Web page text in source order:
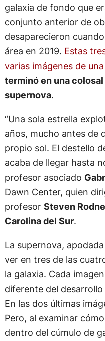
galaxia de fondo que
conjunto anterior de
desaparecieron
área en 2019. Estas
varias imágenes de
terminó en una
supernova.
“Una sola estrella
años, mucho antes de
propio sol. El destello
acaba de llegar hasta
profesor asociado
Dawn Center, quien
profesor Steven
Carolina del Sur.
La supernova, apodada
ver en tres de las
la galaxia. Cada
diferente del
En las dos últimas
Pero, al examinar
dentro del cúmulo de